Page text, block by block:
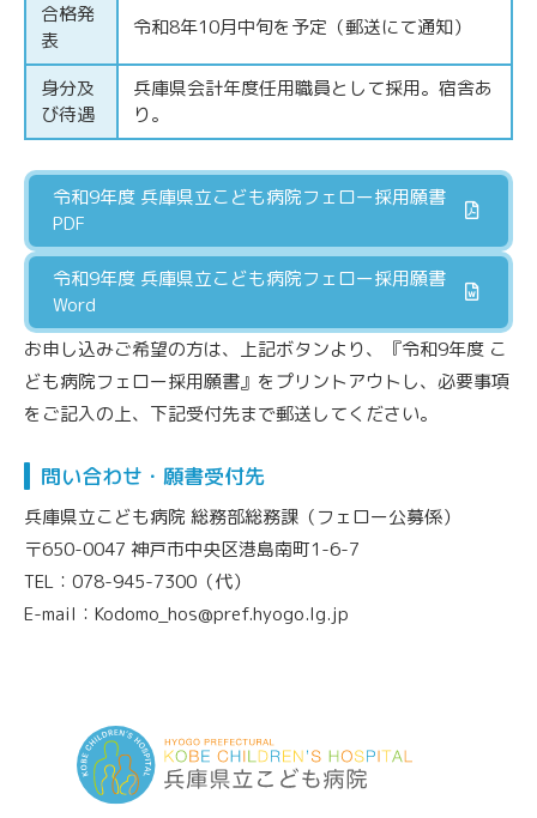
合格発
表
令和8年10月中旬を予定（郵送にて通知）
身分及
び待遇
兵庫県会計年度任用職員として採用。宿舎あ
り。
令和9年度 兵庫県立こども病院フェロー採用願書
PDF
令和9年度 兵庫県立こども病院フェロー採用願書
Word
お申し込みご希望の方は、上記ボタンより、『令和9年度 こ
ども病院フェロー採用願書』をプリントアウトし、必要事項
をご記入の上、下記受付先まで郵送してください。
問い合わせ・願書受付先
兵庫県立こども病院 総務部総務課（フェロー公募係）
〒650-0047 神戸市中央区港島南町1-6-7
TEL：078-945-7300（代）
E-mail：Kodomo_hos@pref.hyogo.lg.jp